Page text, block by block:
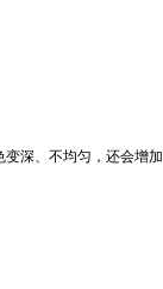
深、不均匀，还会增加